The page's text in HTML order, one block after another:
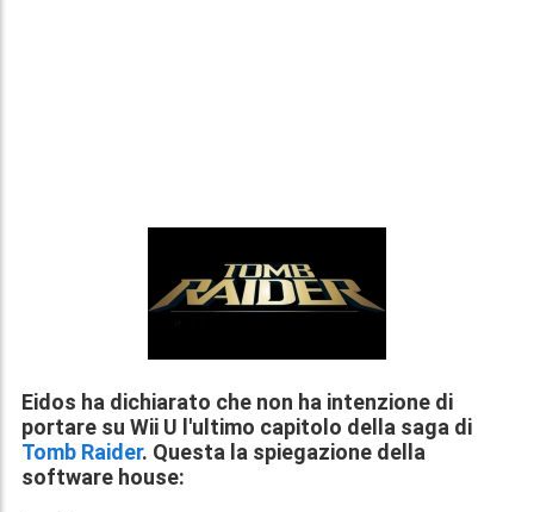
Eidos ha dichiarato che non ha intenzione di
portare su Wii U l'ultimo capitolo della saga di
Tomb Raider. Questa la spiegazione della
software house: